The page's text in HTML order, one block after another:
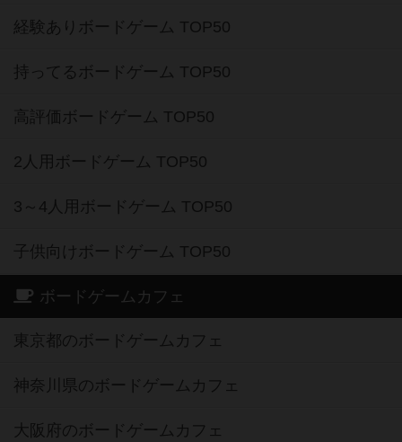
経験ありボードゲーム TOP50
持ってるボードゲーム TOP50
高評価ボードゲーム TOP50
2人用ボードゲーム TOP50
3～4人用ボードゲーム TOP50
子供向けボードゲーム TOP50
ボードゲームカフェ
東京都のボードゲームカフェ
神奈川県のボードゲームカフェ
大阪府のボードゲームカフェ